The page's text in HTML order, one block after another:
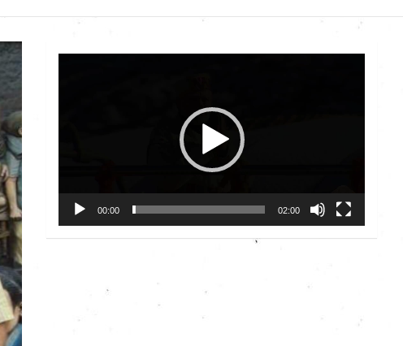
00:00 02:00